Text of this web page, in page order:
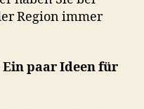
Region immer
Ein paar Ideen für